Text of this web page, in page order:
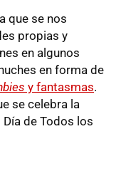
que se nos
propias y
en algunos
en forma de
y fantasmas.
se celebra la
de Todos los